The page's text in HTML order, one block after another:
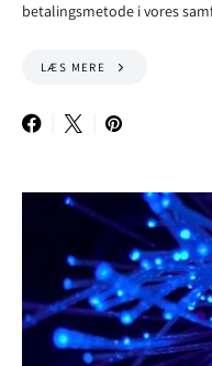
betalingsmetode i vores
LÆS MERE